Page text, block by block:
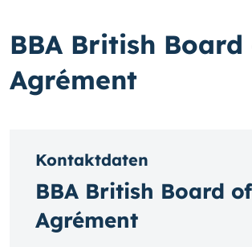
BBA British Board
Agrément
Kontaktdaten
BBA British Board of
Agrément